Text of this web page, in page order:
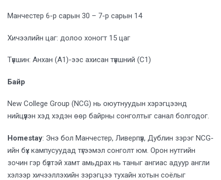
Манчестер 6-р сарын 30 – 7-р сарын 14
Хичээлийн цаг: долоо хоногт 15 цаг
Түвшин: Анхан (A1)-ээс ахисан түвшний (C1)
Байр
New College Group (NCG) нь оюутнуудын хэрэгцээнд
нийцүүлэн хэд хэдэн өөр байрны сонголтыг санал болгодог.
Homestay: Энэ бол Манчестер, Ливерпүүл, Дублин зэрэг NCG-
ийн бүх кампусуудад түгээмэл сонголт юм. Орон нутгийн
зочин гэр бүлтэй хамт амьдрах нь таныг ангиас адуур англи
хэлээр хичээллэхийн зэрэгцээ тухайн хотын соёлыг